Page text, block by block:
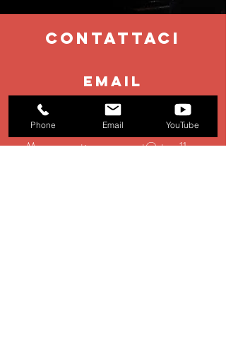
contattaci
EMAIL
booking@stage11.eu
Management:management@stage11.eu
Phone Email YouTube